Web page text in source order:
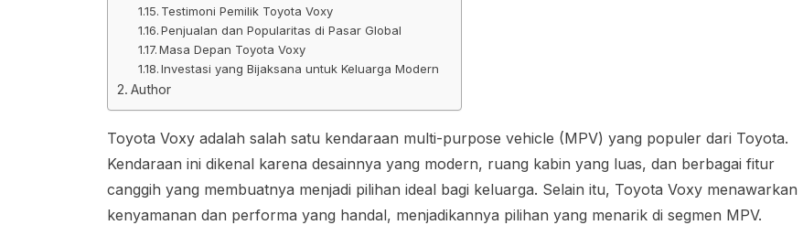
Testimoni Pemilik Toyota Voxy
Penjualan dan Popularitas di Pasar Global
Masa Depan Toyota Voxy
Investasi yang Bijaksana untuk Keluarga Modern
Author
Toyota Voxy adalah salah satu kendaraan multi-purpose vehicle (MPV) yang populer dari Toyota.
Kendaraan ini dikenal karena desainnya yang modern, ruang kabin yang luas, dan berbagai fitur
canggih yang membuatnya menjadi pilihan ideal bagi keluarga. Selain itu, Toyota Voxy menawarkan
kenyamanan dan performa yang handal, menjadikannya pilihan yang menarik di segmen MPV.